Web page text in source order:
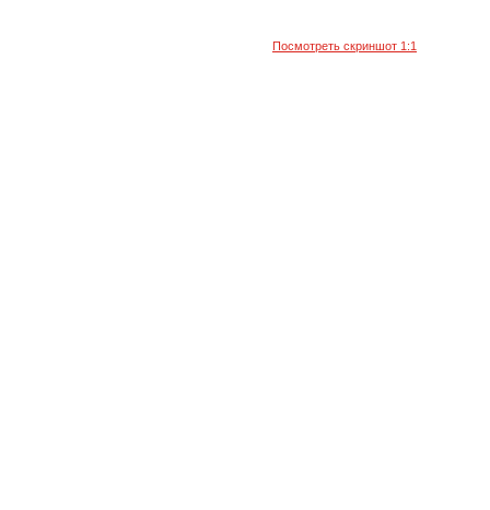
Посмотреть скриншот 1:1